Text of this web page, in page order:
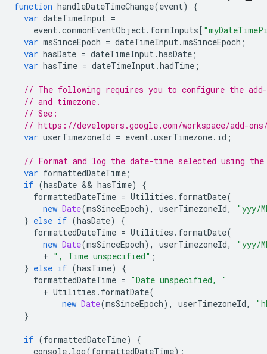
function handleDateTimeChange(event)
{
var dateTimeInput =
event.commonEventObject. formInputs [
var msSinceEpoch = dateTimeInput.msSinceEpoch ;
var hasDate = dateTimeInput.hasDate ;
var hasTime = dateTimeInput.hadTime ;
// The following requires you to configure the
// and timezone.
// See:
// https://developers.google.com/workspace/add-
var userTimezoneId = event.userTimezone. id ;
// Format and log the date-time selected using
var formattedDateTime ;
if (hasDate && hasTime)
{
formattedDateTime = Utilities . formatDate(
new Date(msSinceEpoch), userTimezoneId,
"yyy/
} else if (hasDate)
{
formattedDateTime = Utilities . formatDate(
new Date(msSinceEpoch), userTimezoneId,
"yyy/
+ ", Time unspecified" ;
} else if (hasTime)
{
formattedDateTime = "Date unspecified, "
+ Utilities . formatDate(
new Date(msSinceEpoch), userTimezoneId,
}
if (formattedDateTime)
{
console. log(formattedDateTime);